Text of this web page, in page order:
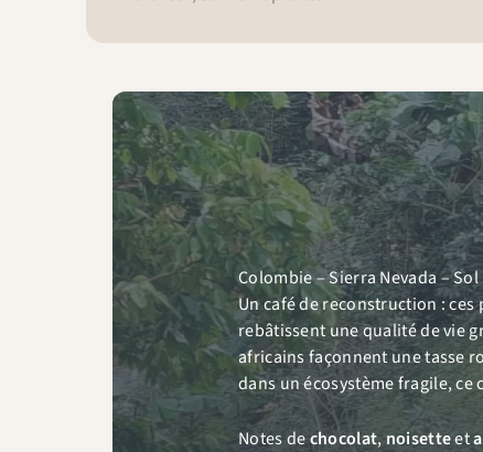
Colombie – Sierra Nevada – Sol
Un café de reconstruction :
rebâtissent une qualité de vie
africains façonnent une tasse
dans un écosystème fragile,
Notes dechocolat, noisetteet